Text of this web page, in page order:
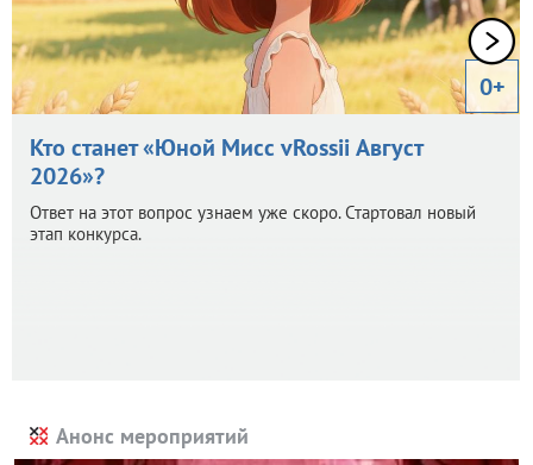
0+
Кто станет «Юной Мисс vRossii Август
2026»?
Ответ на этот вопрос узнаем уже скоро. Стартовал новый
этап конкурса.
Анонс мероприятий